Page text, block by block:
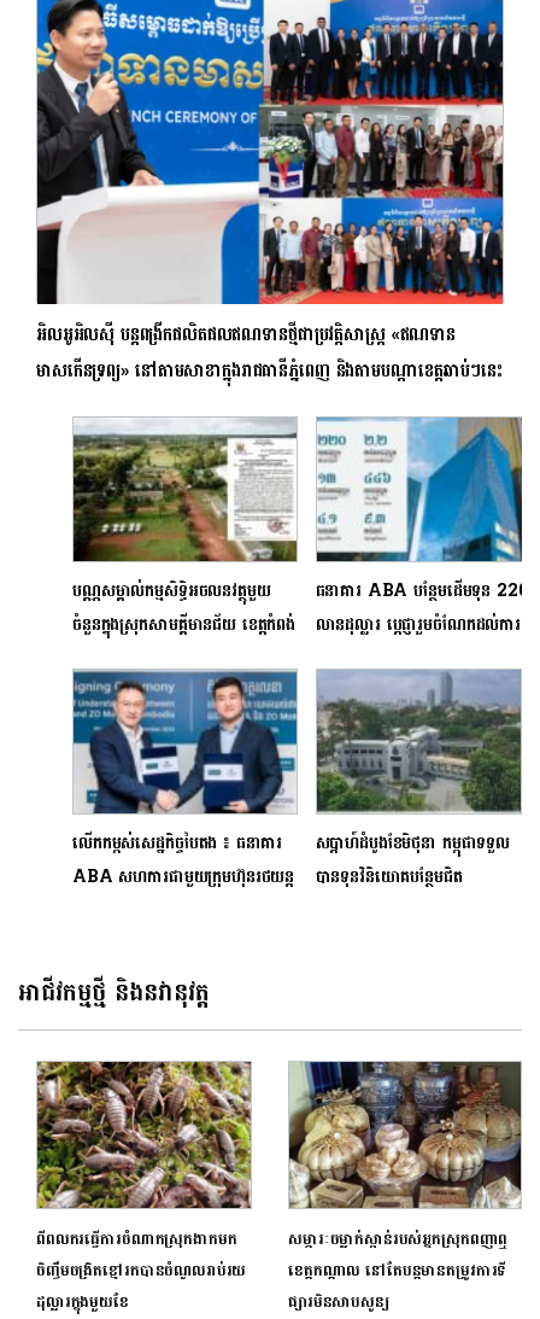
អិលអូអិលស៊ី​ បន្តពង្រីកផលិតផលឥណទានថ្មីជាប្រវត្តិសាស្ត្រ «ឥណទាន
មាសកើនទ្រព្យ» នៅតាមសាខាក្នុងរាជធានីភ្នំពេញ និងតាមបណ្តាខេត្តឆាប់ៗនេះ
បណ្ណសម្គាល់កម្មសិទ្ធិអចលនវត្ថុមួយ
ចំនួនក្នុងស្រុកសាមគ្គីមានជ័យ ខេត្តកំពង់
ដំណាច់ខែនេះ
ធនាគារ ABA បន្ថែមដើមទុន 220
លានដុល្លារ ប្ដេជ្ញារួមចំណែកដល់ការ
លើកកម្ពស់សេដ្ឋកិច្ចបៃតង ៖ ធនាគារ
ABA សហការជាមួយក្រុមហ៊ុនរថយន្ត
សប្ដាហ៍ដំបូងខែមិថុនា កម្ពុជាទទួល
បានទុនវិនិយោគបន្ថែមជិត
អាជីវកម្មថ្មី និងនវានុវត្ត
ពីពលករធ្វើការចំណាកស្រុកងាកមក
ចិញ្ចឹមចង្រិតខ្មៅរកបានចំណូលរាប់រយ
ដុល្លារក្នុងមួយខែ
សម្ភារៈចម្លាក់ស្ពាន់របស់អ្នកស្រុកពញាឮ
ខេត្តកណ្តាល នៅតែបន្តមានតម្រូវការទី
ផ្សារមិនសាបសូន្យ